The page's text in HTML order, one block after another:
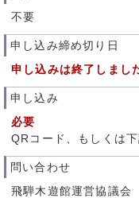
不要
申し込み締め切り日
申し込みは終了しまし
申し込み
必要
QRコード、もしくは
問い合わせ
飛騨木遊館運営協議会